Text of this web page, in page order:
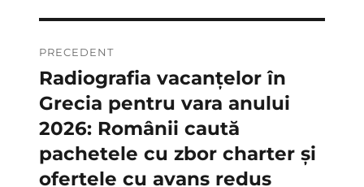
în
articole
PRECEDENT
Articolul
anterior:
Radiografia vacanțelor în
Grecia pentru vara anului
2026: Românii caută
pachetele cu zbor charter și
ofertele cu avans redus